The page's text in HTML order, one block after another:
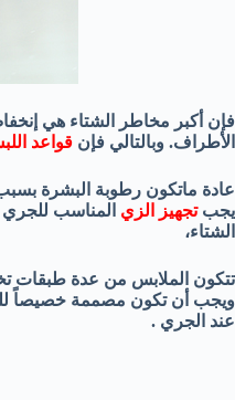
فإن أكبر مخاطر الشتاء هي
الأطراف. وبالتالي فإن قواعد
عادة ماتكون رطوبة البشرة
يجب تجهيز الزي المناسب
الشتاء،
تتكون الملابس من عدة طبقات
ويجب أن تكون مصممة خصيصاً
عند الجري .